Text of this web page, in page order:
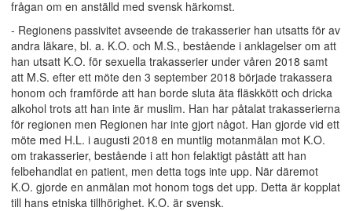
frågan om en anställd med svensk härkomst.
- Regionens passivitet avseende de trakasserier han utsatts för av
andra läkare, bl. a. K.O. och M.S., bestående i anklagelser om att
han utsatt K.O. för sexuella trakasserier under våren 2018 samt
att M.S. efter ett möte den 3 september 2018 började trakassera
honom och framförde att han borde sluta äta fläskkött och dricka
alkohol trots att han inte är muslim. Han har påtalat trakasserierna
för regionen men Regionen har inte gjort något. Han gjorde vid ett
möte med H.L. i augusti 2018 en muntlig motanmälan mot K.O.
om trakasserier, bestående i att hon felaktigt påstått att han
felbehandlat en patient, men detta togs inte upp. När däremot
K.O. gjorde en anmälan mot honom togs det upp. Detta är kopplat
till hans etniska tillhörighet. K.O. är svensk.